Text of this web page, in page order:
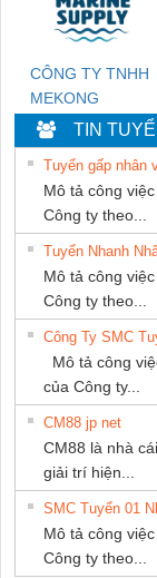
CÔNG TY TNHH
MEKONG
MARINE SUPPLY
TIN
Tuyển gấp nhân
Mô tả công
Công ty theo...
Tuyển Nhanh
Mô tả công
Công ty theo...
Công Ty SMC
Mô tả công
của Công ty...
CM88 jp net
CM88 là nhà
giải trí hiện...
SMC Tuyển 01
Mô tả công
Công ty theo...